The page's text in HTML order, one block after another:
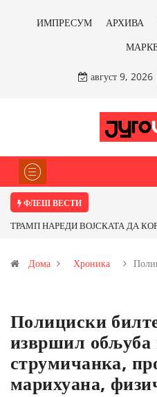
ИМПРЕСУМ АРХИВА
август 9, 2026
ФЛЕШ ВЕСТИ
ТРАМП НАРЕДИ ВОЈСКАТА ДА
Иловица и со антимонот?
Дома Хроника
Полициски
извршил обљуба
струмичанка,
марихуана,